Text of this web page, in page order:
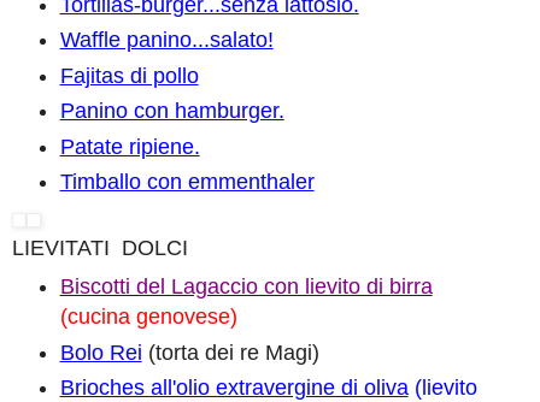
Waffle panino...salato!
Fajitas di pollo
Panino con hamburger.
Patate ripiene.
Timballo con emmenthaler
LIEVITATI DOLCI
Biscotti del Lagaccio con lievito di birra
(cucina genovese)
Bolo Rei (torta dei re Magi)
Brioches all'olio extravergine di oliva (lievito